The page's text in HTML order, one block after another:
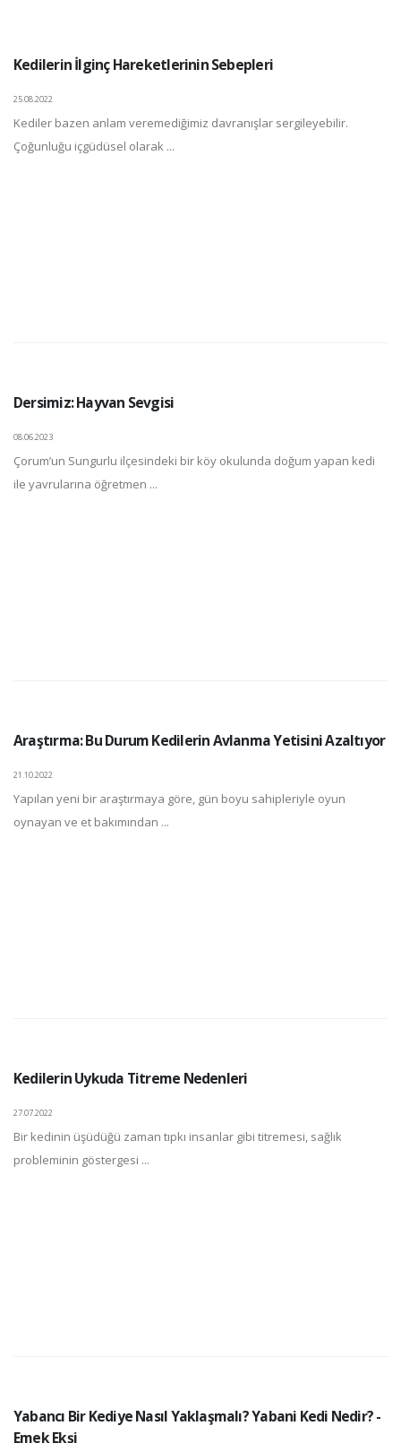
Kedilerin İlginç Hareketlerinin Sebepleri
25.08.2022
Kediler bazen anlam veremediğimiz davranışlar sergileyebilir.
Çoğunluğu içgüdüsel olarak ...
Dersimiz: Hayvan Sevgisi
08.06.2023
Çorum’un Sungurlu ilçesindeki bir köy okulunda doğum yapan kedi
ile yavrularına öğretmen ...
Araştırma: Bu Durum Kedilerin Avlanma Yetisini Azaltıyor
21.10.2022
Yapılan yeni bir araştırmaya göre, gün boyu sahipleriyle oyun
oynayan ve et bakımından ...
Kedilerin Uykuda Titreme Nedenleri
27.07.2022
Bir kedinin üşüdüğü zaman tıpkı insanlar gibi titremesi, sağlık
probleminin göstergesi ...
Yabancı Bir Kediye Nasıl Yaklaşmalı? Yabani Kedi Nedir? -
Emek Ekşi